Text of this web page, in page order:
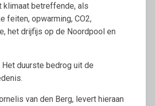
klimaat betreffende, als
feiten, opwarming, CO2,
het drijfijs op de Noordpool en
Het duurste bedrog uit de
van den Berg, levert hieraan